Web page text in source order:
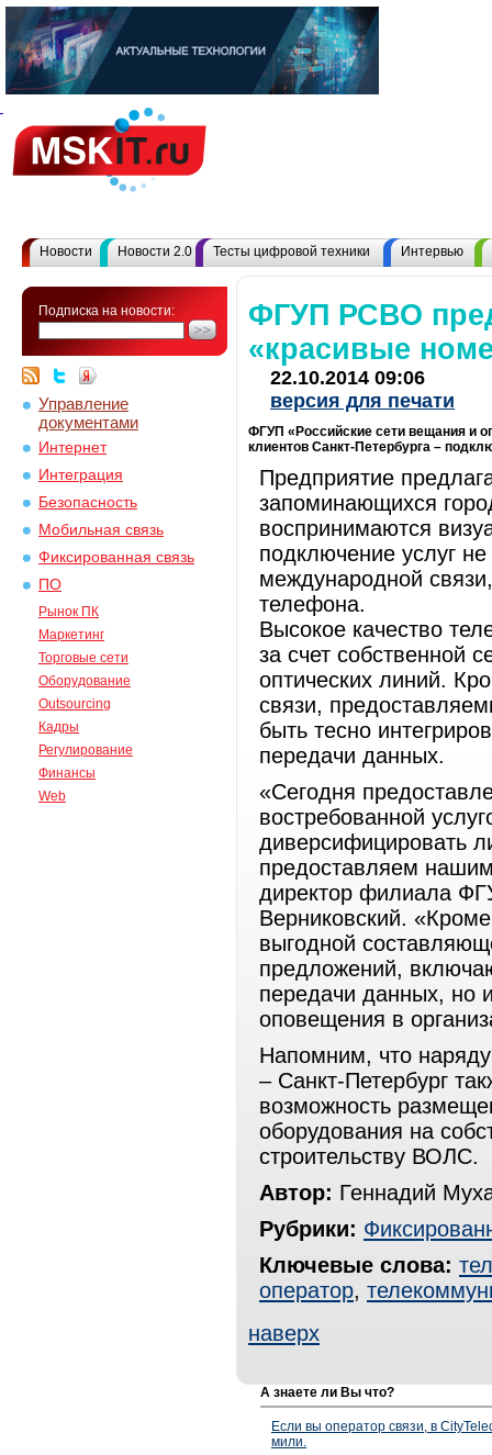
Новости Новости 2.0 Тесты цифровой техники Интервью
Подписка на новости:
Управление
документами
Интернет
Интеграция
Безопасность
Мобильная связь
Фиксированная связь
ПО
Рынок ПК
Маркетинг
Торговые сети
Оборудование
Outsourcing
Кадры
Регулирование
Финансы
Web
ФГУП РСВО
«красивые
22.10.2014 09:06
версия для печати
ФГУП «Российские сети вещания и
клиентов Санкт-Петербурга –
Предприятие
запоминающихся
воспринимаются
подключение услуг
международной
телефона.
Высокое качество
за счет собственной
оптических линий.
связи,
быть тесно
передачи данных.
«Сегодня
востребованной
диверсифицировать
предоставляем
директор филиала
Верниковский.
выгодной
предложений,
передачи данных, но
оповещения в
Напомним, что
– Санкт-Петербург
возможность
оборудования на
строительству ВОЛС.
Автор: Геннадий
Рубрики:
Ключевые слова:
оператор,
наверх
А знаете ли Вы что?
Если вы оператор связи, в
мили.